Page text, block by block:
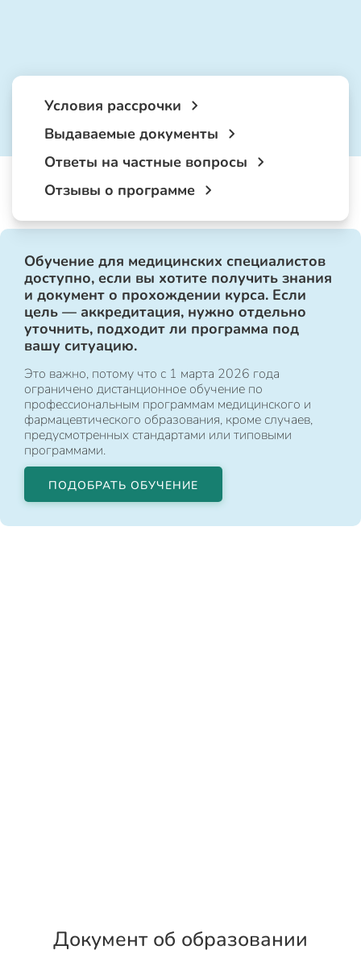
Условия рассрочки
Выдаваемые документы
Ответы на частные вопросы
Отзывы о программе
Обучение для медицинских специалистов
доступно, если вы хотите получить знания
и документ о прохождении курса. Если
цель — аккредитация, нужно отдельно
уточнить, подходит ли программа под
вашу ситуацию.
Это важно, потому что с 1 марта 2026 года
ограничено дистанционное обучение по
профессиональным программам медицинского и
фармацевтического образования, кроме случаев,
предусмотренных стандартами или типовыми
программами.
ПОДОБРАТЬ ОБУЧЕНИЕ
Документ об образовании